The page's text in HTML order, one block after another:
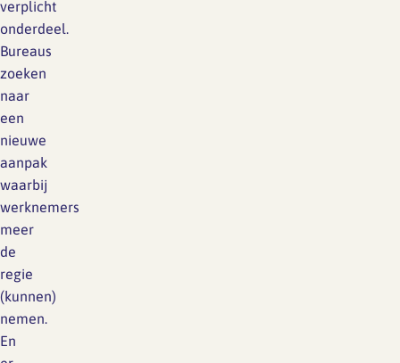
verplicht
onderdeel.
Bureaus
zoeken
naar
een
nieuwe
aanpak
waarbij
werknemers
meer
de
regie
(kunnen)
nemen.
En